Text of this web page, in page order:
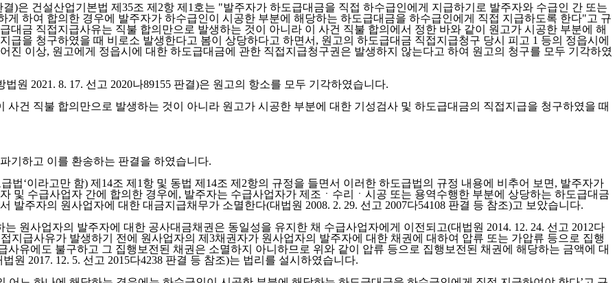
결)은 건설산업기본법 제35조 제2항 제1호는 "발주자가 하도급대금을 직접 하수급인에게 지급하기로 발주자와 수급인 간 또는
하여 합의한 경우에 발주자가 하수급인이 시공한 부분에 해당하는 하도급대금을 하수급인에게 직접 지급하도록 한다"고 규
대금 직접지급사유는 직불 합의만으로 발생하는 것이 아니라 이 사건 직불 합의에서 정한 바와 같이 원고가 시공한 부분에 해
급을 청구하였을 때 비로소 발생한다고 봄이 상당하다고 하면서, 원고의 하도급대금 직접지급청구 당시 피고 1 등의 정읍시에
진 이상, 원고에게 정읍시에 대한 하도급대금에 관한 직접지급청구권은 발생하지 않는다고 하여 원고의 청구를 모두 기각하였
원 2021. 8. 17. 선고 2020나89155 판결)은 원고의 항소를 모두 기각하였습니다.
건 직불 합의만으로 발생하는 것이 아니라 원고가 시공한 부분에 대한 기성검사 및 하도급대금의 직접지급을 청구하였을 때
기하고 이를 환송하는 판결을 하였습니다.
법‘이라고만 함) 제14조 제1항 및 동법 제14조 제2항의 규정을 들면서 이러한 하도급법의 규정 내용에 비추어 보면, 발주자가
및 수급사업자 간에 합의한 경우에, 발주자는 수급사업자가 제조ㆍ수리ㆍ시공 또는 용역수행한 부분에 상당하는 하도급대금
발주자의 원사업자에 대한 대금지급채무가 소멸한다(대법원 2008. 2. 29. 선고 2007다54108 판결 등 참조)고 보았습니다.
원사업자의 발주자에 대한 공사대금채권은 동일성을 유지한 채 수급사업자에게 이전되고(대법원 2014. 12. 24. 선고 2012다
지급사유가 발생하기 전에 원사업자의 제3채권자가 원사업자의 발주자에 대한 채권에 대하여 압류 또는 가압류 등으로 집행
유에도 불구하고 그 집행보전된 채권은 소멸하지 아니하므로 위와 같이 압류 등으로 집행보전된 채권에 해당하는 금액에 대
2017. 12. 5. 선고 2015다4238 판결 등 참조)는 법리를 설시하였습니다.